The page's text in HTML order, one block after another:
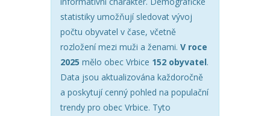
statistiky umožňují sledovat vývoj
počtu obyvatel v čase, včetně
rozložení mezi muži a ženami. V roce
2025 mělo obec Vrbice 152 obyvatel.
Data jsou aktualizována každoročně
a poskytují cenný pohled na populační
trendy pro obec Vrbice. Tyto